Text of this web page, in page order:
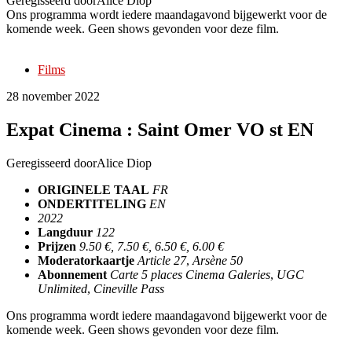
Ons programma wordt iedere maandagavond bijgewerkt voor de
komende week. Geen shows gevonden voor deze film.
Films
28 november 2022
Expat Cinema : Saint Omer VO st EN
Geregisseerd doorAlice Diop
ORIGINELE TAAL FR
ONDERTITELING EN
2022
Langduur 122
Prijzen 9.50 €, 7.50 €, 6.50 €, 6.00 €
Moderatorkaartje Article 27, Arsène 50
Abonnement Carte 5 places Cinema Galeries, UGC
Unlimited, Cineville Pass
Ons programma wordt iedere maandagavond bijgewerkt voor de
komende week. Geen shows gevonden voor deze film.